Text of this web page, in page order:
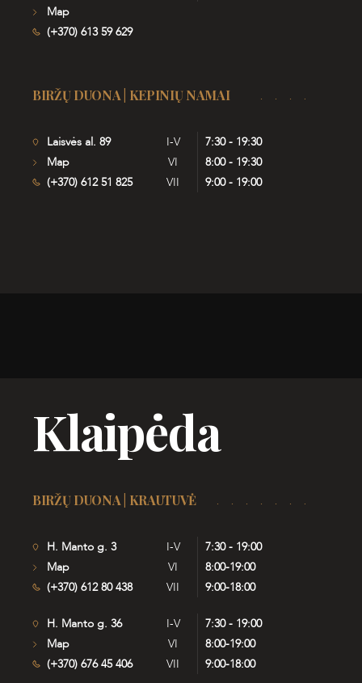
Map
(+370) 613 59 629
BIRŽŲ DUONA | KEPINIŲ NAMAI
Laisvės al. 89
Map
(+370) 612 51 825
I-V
7:30 - 19:30
VI
8:00 - 19:30
VII
9:00 - 19:00
Klaipėda
BIRŽŲ DUONA | KRAUTUVĖ
H. Manto g. 3
Map
(+370) 612 80 438
I-V
7:30 - 19:00
VI
8:00-19:00
VII
9:00-18:00
H. Manto g. 36
Map
(+370) 676 45 406
I-V
7:30 - 19:00
VI
8:00-19:00
VII
9:00-18:00